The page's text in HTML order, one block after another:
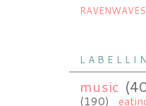
RAVENWAVES
L A B E L L I
music
(190)